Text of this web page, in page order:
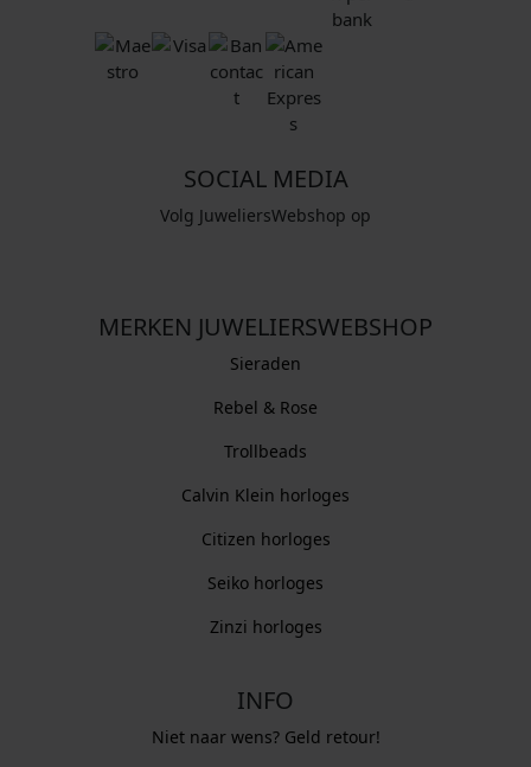
SOCIAL MEDIA
Volg JuweliersWebshop op
MERKEN JUWELIERSWEBSHOP
Sieraden
Rebel & Rose
Trollbeads
Calvin Klein horloges
Citizen horloges
Seiko horloges
Zinzi horloges
INFO
Niet naar wens? Geld retour!